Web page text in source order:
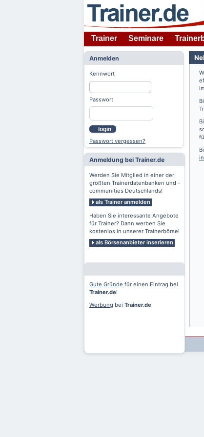
Trainer Seminare
Anmelden
Kennwort
Passwort
login
Passwort vergessen?
Anmeldung bei Trainer.de
Werden Sie Mitglied in einer der
größten Trainerdatenbanken und -
communities Deutschlands!
als Trainer anmelden
Haben Sie interessante Angebote
für Trainer? Dann werben Sie
kostenlos in unserer Trainerbörse!
als Börsenanbieter inserieren
Gute Gründe für einen Eintrag bei
Trainer.de!
Werbung bei Trainer.de